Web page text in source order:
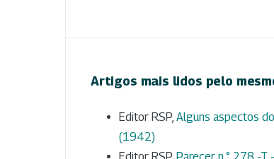
Artigos mais lidos pelo
Editor RSP, Alguns aspectos
(1942)